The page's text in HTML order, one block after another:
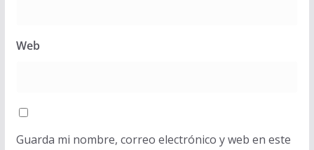
Web
Guarda mi nombre, correo electrónico y web en este